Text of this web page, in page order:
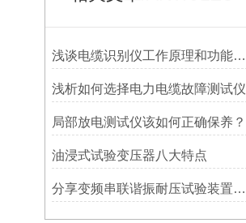
浅谈电缆识别仪工作原理和功能特点
浅析如何选择电力电缆故障测试仪
局部放电测试仪该如何正确保养？
油浸式试验变压器八大特点
分享变频串联谐振耐压试验装置进行电缆高压耐压试验时前准备有哪些?